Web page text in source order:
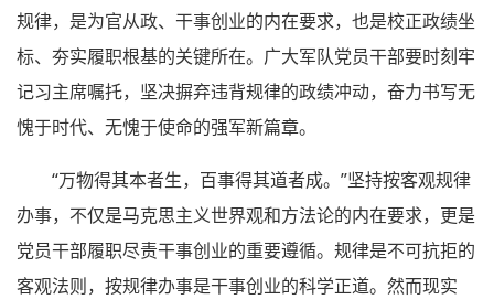
规律，是为官从政、干事创业的内在要求，也是校正政绩坐
标、夯实履职根基的关键所在。广大军队党员干部要时刻牢
记习主席嘱托，坚决摒弃违背规律的政绩冲动，奋力书写无
愧于时代、无愧于使命的强军新篇章。
“万物得其本者生，百事得其道者成。”坚持按客观规律
办事，不仅是马克思主义世界观和方法论的内在要求，更是
党员干部履职尽责干事创业的重要遵循。规律是不可抗拒的
客观法则，按规律办事是干事创业的科学正道。然而现实